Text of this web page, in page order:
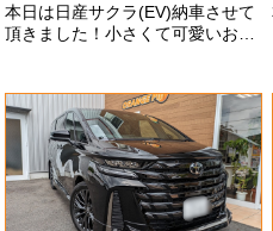
本日は日産サクラ(EV)納車させて
頂きました！小さくて可愛いお車
#x1f60a;#x1f60a;M様ありがとう
ございました#x1f60a;